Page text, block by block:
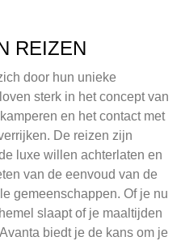
REIZEN
door hun unieke
sterk in het concept van
en het contact met
De reizen zijn
luxe willen achterlaten en
van de eenvoud van de
gemeenschappen. Of je nu
slaapt of je maaltijden
biedt je de kans om je